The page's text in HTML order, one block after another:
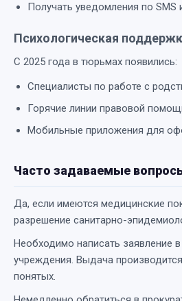
Получать уведомления по SMS
Психологическая
С 2025 года в тюрьмах появились:
Специалисты по работе с
Горячие линии правовой
Мобильные приложения для
Часто задаваемые
Да, если имеются медицинские
разрешение санитарно-
Необходимо написать заявление
учреждения. Выдача производится
понятых.